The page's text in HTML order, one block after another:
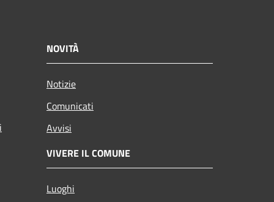
NOVITÀ
Notizie
Comunicati
Avvisi
VIVERE IL COMUNE
Luoghi